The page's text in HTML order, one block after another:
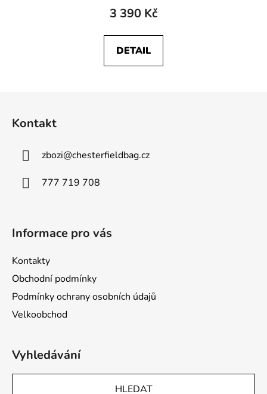
3 390 Kč
DETAIL
Kontakt
zbozi@chesterfieldbag.cz
777 719 708
Informace pro vás
Kontakty
Obchodní podmínky
Podmínky ochrany osobních údajů
Velkoobchod
Vyhledávání
HLEDAT